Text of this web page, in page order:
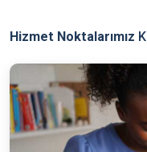
Hizmet Noktalarımız